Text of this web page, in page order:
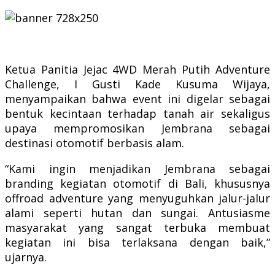
Ketua Panitia Jejac 4WD Merah Putih Adventure
Challenge, I Gusti Kade Kusuma Wijaya,
menyampaikan bahwa event ini digelar sebagai
bentuk kecintaan terhadap tanah air sekaligus
upaya mempromosikan Jembrana sebagai
destinasi otomotif berbasis alam.
“Kami ingin menjadikan Jembrana sebagai
branding kegiatan otomotif di Bali, khususnya
offroad adventure yang menyuguhkan jalur-jalur
alami seperti hutan dan sungai. Antusiasme
masyarakat yang sangat terbuka membuat
kegiatan ini bisa terlaksana dengan baik,”
ujarnya.